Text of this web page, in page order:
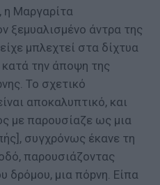
Μαργαρίτα
ξεμυαλισμένο άντρα της
μπλεχτεί στα δίχτυα
την άποψη της
Το σχετικό
αποκαλυπτικό, και
με παρουσίαζε ως μια
συγχρόνως έκανε τη
παρουσιάζοντας
δρόμου, μια πόpvη. Είπα